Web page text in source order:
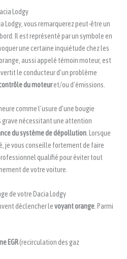
Lodgy
Lodgy, vous remarquerez peut-être un
Il est représenté par un symbole en
une certaine inquiétude chez les
aussi appelé témoin moteur, est
le conducteur d’un problème
du moteuret/ou d’émissions.
comme l’usure d’une bougie
grave nécessitant une attention
du système de dépollution . Lorsque
je vous conseille fortement de faire
qualifié pour éviter tout
de votre voiture.
de votre Dacia Lodgy
déclencher levoyant orange . Parmi
EGR(recirculation des gaz